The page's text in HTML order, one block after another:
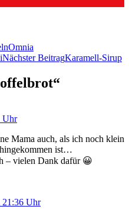
Omnia
Nächster BeitragKaramell-Sirup
Uhr
Mama auch, als ich noch klein
ist…
– vielen Dank dafür 😀
21:36 Uhr